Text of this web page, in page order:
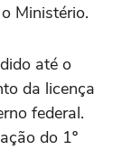
Ministério.
até o
da licença
federal.
do 1º